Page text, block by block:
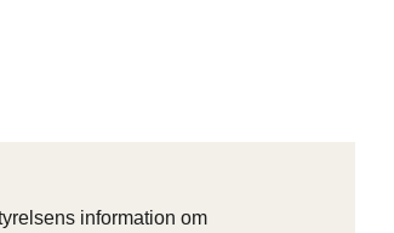
information om